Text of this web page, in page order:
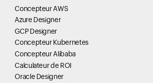
Concepteur AWS
Azure Designer
GCP Designer
Concepteur Kubernetes
Concepteur Alibaba
Calculateur de ROI
Oracle Designer